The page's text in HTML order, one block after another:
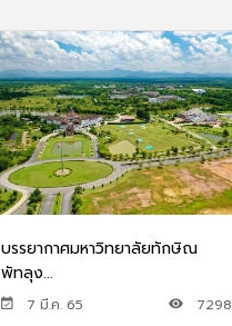
บรรยากาศมหาวิทยาลัยทักษิณ
พัทลุง...
7 มี.ค. 65 7298